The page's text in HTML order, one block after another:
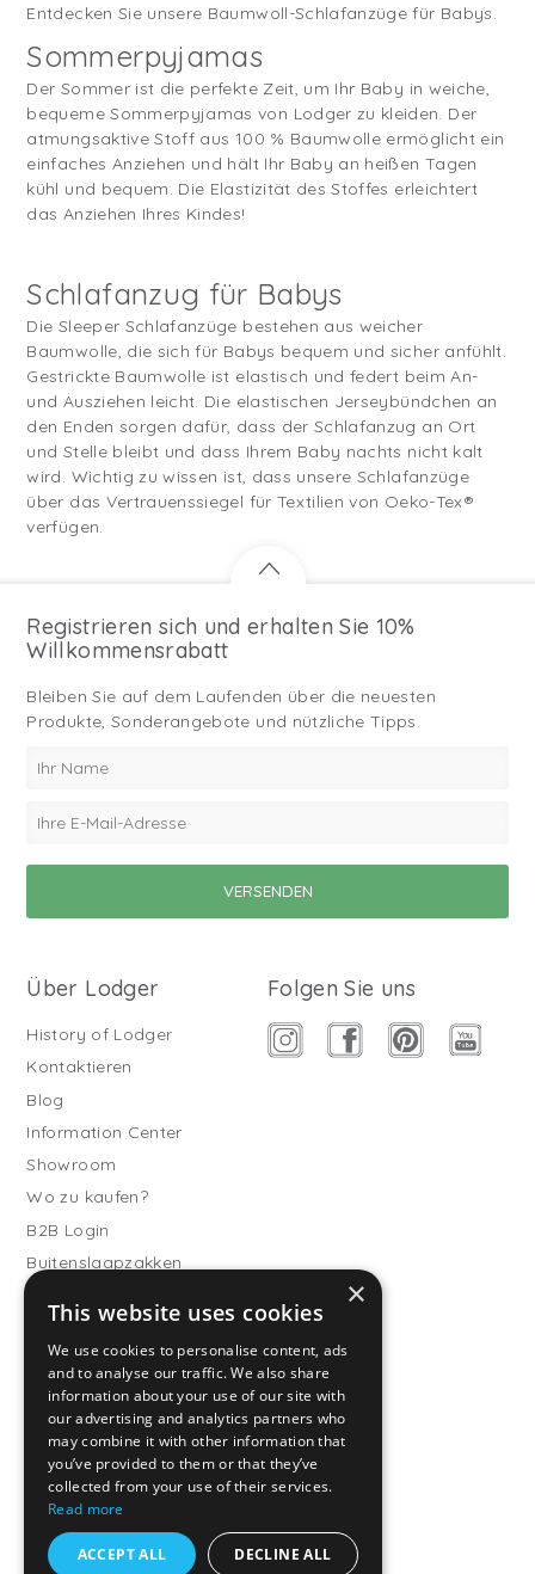
Entdecken Sie unsere Baumwoll-Schlafanzüge für Babys.
Sommerpyjamas
Der Sommer ist die perfekte Zeit, um Ihr Baby in weiche,
bequeme Sommerpyjamas von Lodger zu kleiden. Der
atmungsaktive Stoff aus 100 % Baumwolle ermöglicht ein
einfaches Anziehen und hält Ihr Baby an heißen Tagen
kühl und bequem. Die Elastizität des Stoffes erleichtert
das Anziehen Ihres Kindes!
Schlafanzug für Babys
Die Sleeper Schlafanzüge bestehen aus weicher
Baumwolle, die sich für Babys bequem und sicher anfühlt.
Gestrickte Baumwolle ist elastisch und federt beim An-
und Ausziehen leicht. Die elastischen Jerseybündchen an
den Enden sorgen dafür, dass der Schlafanzug an Ort
und Stelle bleibt und dass Ihrem Baby nachts nicht kalt
wird. Wichtig zu wissen ist, dass unsere Schlafanzüge
über das Vertrauenssiegel für Textilien von Oeko-Tex®
verfügen.
Registrieren sich und erhalten Sie 10%
Willkommensrabatt
Bleiben Sie auf dem Laufenden über die neuesten
Produkte, Sonderangebote und nützliche Tipps.
Über Lodger
History of Lodger
Kontaktieren
Blog
Information Center
Showroom
Wo zu kaufen?
B2B Login
Buitenslaapzakken
Kundendienst
Häufig gestellte Fragen
Versand & Lieferung
Rückgabe
Zahlungsarten
Allgemeine
Geschäftsbedingungen
Datenschutzrichtlinien
Folgen Sie uns
×
This website uses cookies
We use cookies to personalise content, ads
and to analyse our traffic. We also share
information about your use of our site with
our advertising and analytics partners who
may combine it with other information that
you’ve provided to them or that they’ve
collected from your use of their services.
Read more
ACCEPT ALL DECLINE ALL